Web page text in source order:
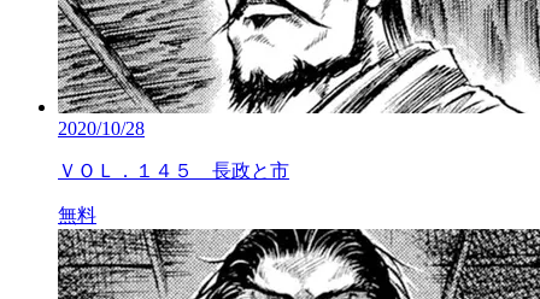
2020/10/28
ＶＯＬ．１４５ 長政と市
無料